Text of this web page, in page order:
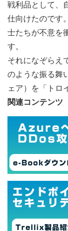
戦利品として、
仕向けたのです
士たちが不意を
す。
それになぞらえ
のような振る舞
ェア）を「トロ
関連コンテンツ